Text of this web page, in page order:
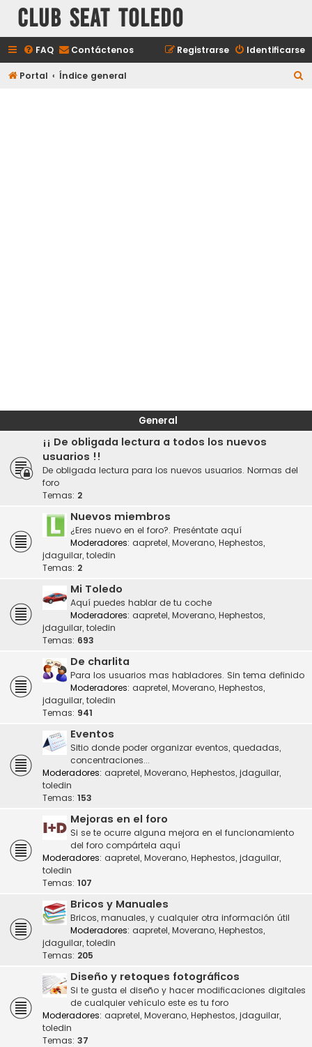
Club Seat Toledo
FAQ Contáctenos Identificarse
Registrarse
Portal Índice general
General
¡¡ De obligada lectura a todos los nuevos
usuarios !!
De obligada lectura para los nuevos usuarios. Normas del
foro
Temas: 2
Nuevos miembros
¿Eres nuevo en el foro?. Preséntate aquí
Moderadores: aapretel, Moverano, Hephestos,
jdaguilar, toledin
Temas: 2
Mi Toledo
Aquí puedes hablar de tu coche
Moderadores: aapretel, Moverano, Hephestos,
jdaguilar, toledin
Temas: 693
De charlita
Para los usuarios mas habladores. Sin tema definido
Moderadores: aapretel, Moverano, Hephestos,
jdaguilar, toledin
Temas: 941
Eventos
Sitio donde poder organizar eventos, quedadas,
concentraciones...
Moderadores: aapretel, Moverano, Hephestos, jdaguilar,
toledin
Temas: 153
Mejoras en el foro
Si se te ocurre alguna mejora en el funcionamiento
del foro compártela aquí
Moderadores: aapretel, Moverano, Hephestos, jdaguilar,
toledin
Temas: 107
Bricos y Manuales
Bricos, manuales, y cualquier otra información útil
Moderadores: aapretel, Moverano, Hephestos,
jdaguilar, toledin
Temas: 205
Diseño y retoques fotográficos
Si te gusta el diseño y hacer modificaciones digitales
de cualquier vehículo este es tu foro
Moderadores: aapretel, Moverano, Hephestos, jdaguilar,
toledin
Temas: 37